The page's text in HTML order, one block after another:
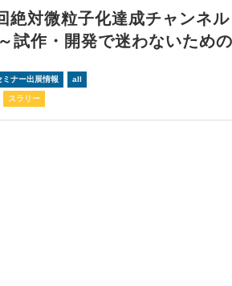
絶対微粒子化達成チャンネ
試作・開発で迷わないため
ミナー出展情報 all
スラリー